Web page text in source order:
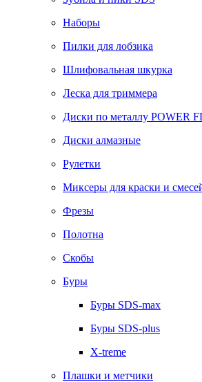
Наборы
Пилки для лобзика
Шлифовальная шкурка
Леска для триммера
Диски по металлу POWER
Диски алмазные
Рулетки
Миксеры для краски и
Фрезы
Полотна
Скобы
Буры
Буры SDS-max
Буры SDS-plus
X-treme
Плашки и метчики